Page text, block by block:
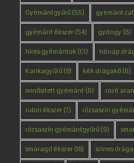
Gyémántgyűrű(55) gyémánt
gyémánt ékszer(54) gyöngy (6)
híres gyémántok(13) hónap
Karikagyűrű(8) kék drágakő(6)
minősített gyémánt (6) rozé
rubin ékszer(7) rózsaszín
rózsaszín gyémántgyűrű(9)
smaragd ékszer(18) színes